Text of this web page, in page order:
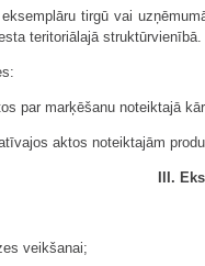
tirgū vai
teritoriālajā struktūrvienībā.
par marķēšanu noteiktajā
aktos noteiktajām
III.
veikšanai;